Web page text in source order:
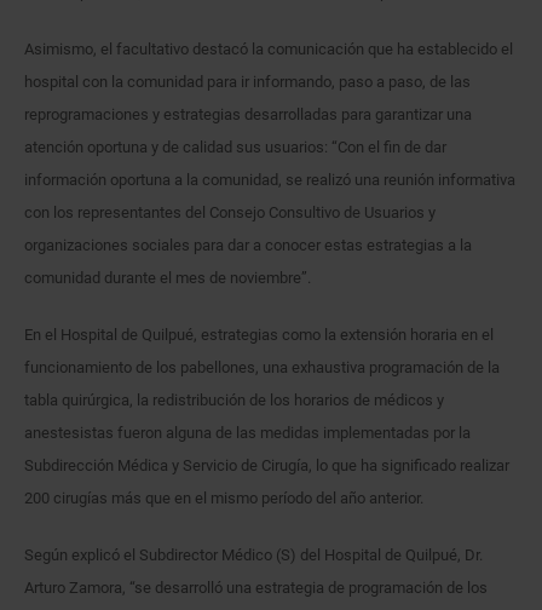
Asimismo, el facultativo destacó la comunicación que ha establecido el
hospital con la comunidad para ir informando, paso a paso, de las
reprogramaciones y estrategias desarrolladas para garantizar una
atención oportuna y de calidad sus usuarios: “Con el fin de dar
información oportuna a la comunidad, se realizó una reunión informativa
con los representantes del Consejo Consultivo de Usuarios y
organizaciones sociales para dar a conocer estas estrategias a la
comunidad durante el mes de noviembre”.
En el Hospital de Quilpué, estrategias como la extensión horaria en el
funcionamiento de los pabellones, una exhaustiva programación de la
tabla quirúrgica, la redistribución de los horarios de médicos y
anestesistas fueron alguna de las medidas implementadas por la
Subdirección Médica y Servicio de Cirugía, lo que ha significado realizar
200 cirugías más que en el mismo período del año anterior.
Según explicó el Subdirector Médico (S) del Hospital de Quilpué, Dr.
Arturo Zamora, “se desarrolló una estrategia de programación de los